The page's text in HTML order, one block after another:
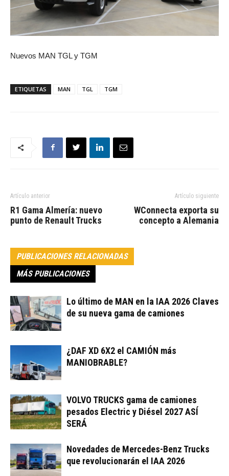
Nuevos MAN TGL y TGM
ETIQUETAS MAN TGL TGM
Artículo anterior
R1 Gama Almería: nuevo
punto de Renault Trucks
Artículo siguiente
WConnecta exporta su
concepto a Alemania
PUBLICACIONES RELACIONADAS
MÁS PUBLICACIONES
Lo último de MAN en la IAA 2026 Claves
de su nueva gama de camiones
¿DAF XD 6X2 el CAMIÓN más
MANIOBRABLE?
VOLVO TRUCKS gama de camiones
pesados Electric y Diésel 2027 ASÍ
SERÁ
Novedades de Mercedes-Benz Trucks
que revolucionarán el IAA 2026